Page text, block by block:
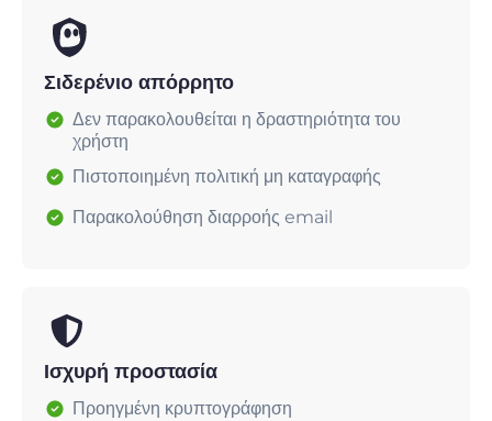
Σιδερένιο απόρρητο
Δεν παρακολουθείται η δραστηριότητα του
χρήστη
Πιστοποιημένη πολιτική μη καταγραφής
Παρακολούθηση διαρροής email
Ισχυρή προστασία
Προηγμένη κρυπτογράφηση